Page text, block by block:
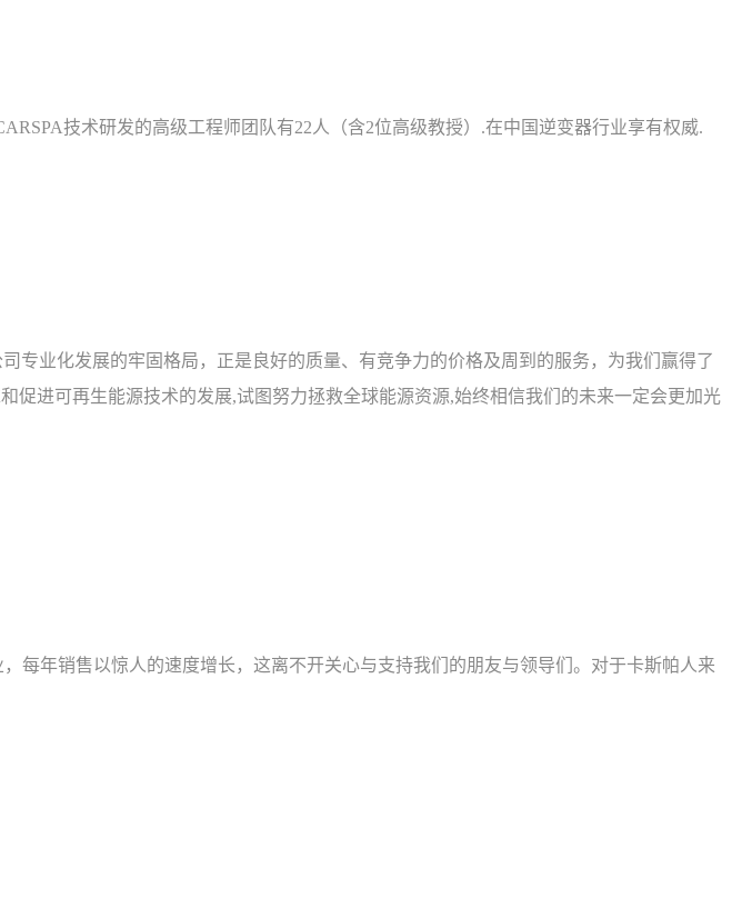
技术研发的高级工程师团队有22人（含2位高级教授）.在中国逆变器行业享有权威.
专业化发展的牢固格局，正是良好的质量、有竞争力的价格及周到的服务，为我们赢得了
促进可再生能源技术的发展,试图努力拯救全球能源资源,始终相信我们的未来一定会更加光
每年销售以惊人的速度增长，这离不开关心与支持我们的朋友与领导们。对于卡斯帕人来